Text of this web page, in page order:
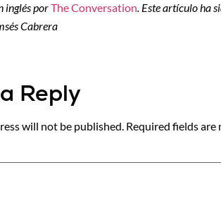
inglés porThe Conversation. Este artículo ha
Cabrera
Reply
will not be published. Required fields are